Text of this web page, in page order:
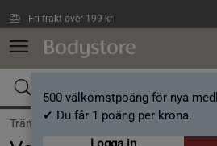
Fri frakt över 199 kr
500 välkomstpoäng för nya
✔ Du får 1 poäng per krona.
Träning / Proteinpulver /Vassleprotein